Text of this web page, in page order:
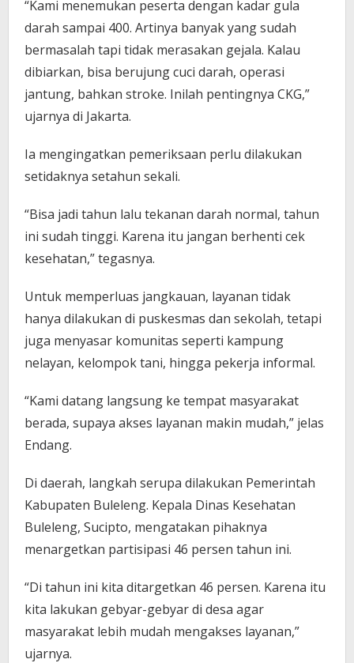
“Kami menemukan peserta dengan kadar gula
darah sampai 400. Artinya banyak yang sudah
bermasalah tapi tidak merasakan gejala. Kalau
dibiarkan, bisa berujung cuci darah, operasi
jantung, bahkan stroke. Inilah pentingnya CKG,”
ujarnya di Jakarta.
Ia mengingatkan pemeriksaan perlu dilakukan
setidaknya setahun sekali.
“Bisa jadi tahun lalu tekanan darah normal, tahun
ini sudah tinggi. Karena itu jangan berhenti cek
kesehatan,” tegasnya.
Untuk memperluas jangkauan, layanan tidak
hanya dilakukan di puskesmas dan sekolah, tetapi
juga menyasar komunitas seperti kampung
nelayan, kelompok tani, hingga pekerja informal.
“Kami datang langsung ke tempat masyarakat
berada, supaya akses layanan makin mudah,” jelas
Endang.
Di daerah, langkah serupa dilakukan Pemerintah
Kabupaten Buleleng. Kepala Dinas Kesehatan
Buleleng, Sucipto, mengatakan pihaknya
menargetkan partisipasi 46 persen tahun ini.
“Di tahun ini kita ditargetkan 46 persen. Karena itu
kita lakukan gebyar-gebyar di desa agar
masyarakat lebih mudah mengakses layanan,”
ujarnya.